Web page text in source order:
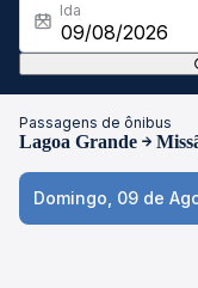
Ida
Passagens de ônibus
Lagoa Grande
Domingo, 09 de